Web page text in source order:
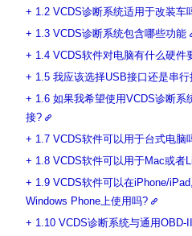
1.2 VCDS诊断系统适用于改装车
1.3 VCDS诊断系统包含哪些功能
1.4 VCDS软件对电脑有什么硬件
1.5 我应该选择USB接口还是串
1.6 如果我希望使用VCDS诊断系
接?
1.7 VCDS软件可以用于台式电脑
1.8 VCDS软件可以用于Mac或者
1.9 VCDS软件可以在iPhone/
Windows Phone上使用吗?
1.10 VCDS诊断系统与通用OBD-